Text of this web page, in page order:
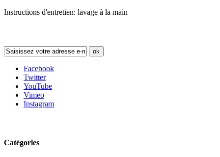
Instructions d'entretien: lavage à la main
ok
Facebook
Twitter
YouTube
Vimeo
Instagram
Catégories